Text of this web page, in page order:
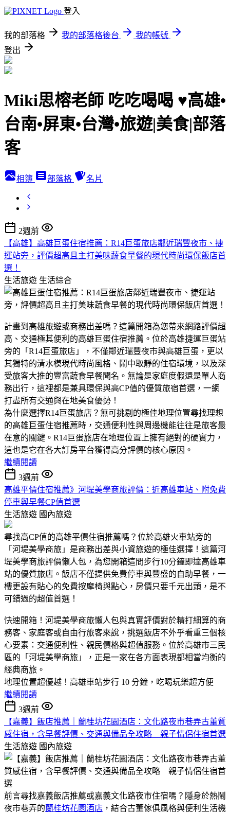
登入
我的部落格 我的部落格後台
我的帳號
登出
Miki思榕老師 吃吃喝喝 ♥️高雄•
台南•屏東•台灣•旅遊|美食|部落
客
相簿 部落格 名片
2週前
【高雄】高雄巨蛋住宿推薦：R14巨蛋旅店鄰近瑞豐夜市、捷
運站旁，評價超高且主打美味蔬食早餐的現代時尚環保飯店首
選！
生活旅遊 生活綜合
計畫到高雄旅遊或商務出差嗎？這篇開箱為您帶來網路評價超
高、交通極其便利的高雄巨蛋住宿推薦。位於高雄捷運巨蛋站
旁的「R14巨蛋旅店」，不僅鄰近瑞豐夜市與高雄巨蛋，更以
其獨特的清水模現代時尚風格、鬧中取靜的住宿環境，以及深
受旅客大推的豐富蔬食早餐聞名。無論是家庭度假還是單人商
務出行，這裡都是兼具環保與高CP值的優質旅宿首選，一網
打盡所有交通與在地美食優勢！
​為什麼選擇R14巨蛋旅店？無可挑剔的極佳地理位置​尋找理想
的高雄巨蛋住宿推薦時，交通便利性與周邊機能往往是旅客最
在意的關鍵。R14巨蛋旅店在地理位置上擁有絕對的硬實力，
這也是它在各大訂房平台獲得高分評價的核心原因。
繼續閱讀
3週前
高雄平價住宿推薦》河堤美學商旅評價：近高雄車站、附免費
停車與早餐CP值首選
生活旅遊 國內旅遊
尋找高CP值的高雄平價住宿推薦嗎？位於高雄火車站旁的
「河堤美學商旅」是商務出差與小資旅遊的極佳選擇！這篇河
堤美學商旅評價懶人包，為您開箱這間步行10分鐘即達高雄車
站的優質旅店。飯店不僅提供免費停車與豐盛的自助早餐，一
樓更設有貼心的免費按摩椅與點心，房價只要千元出頭，是不
可錯過的超值首選！
快速開箱！河堤美學商旅懶人包與真實評價​對於精打細算的商
務客、家庭客或自由行旅客來說，挑選飯店不外乎看重三個核
心要素：交通便利性、親民價格與超值服務。​位於高雄市三民
區的「河堤美學商旅」，正是一家在各方面表現都相當均衡的
經典商旅。
地理位置超優越！高雄車站步行 10 分鐘，吃喝玩樂超方便
繼續閱讀
3週前
【嘉義】飯店推薦｜蘭桂坊花園酒店：文化路夜市巷弄古董質
感住宿，含早餐評價、交通與備品全攻略 親子情侶住宿首選
生活旅遊 國內旅遊
前言尋找嘉義飯店推薦或嘉義文化路夜市住宿嗎？隱身於熱鬧
夜市巷弄的蘭桂坊花園酒店 ，結合古董傢俱風格與便利生活機